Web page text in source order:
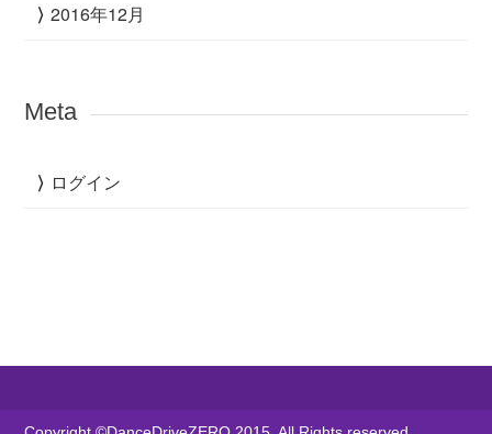
2016年12月
Meta
ログイン